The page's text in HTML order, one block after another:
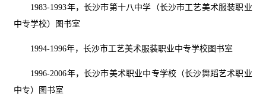
1983-1993年， 长沙市第十八中学（长沙市工艺美术服装职业
中专学校）图书室
1994-1996年，长沙市工艺美术服装职业中专学校图书室
1996-2006年， 长沙市美术职业中专学校（长沙舞蹈艺术职业
中专）图书室